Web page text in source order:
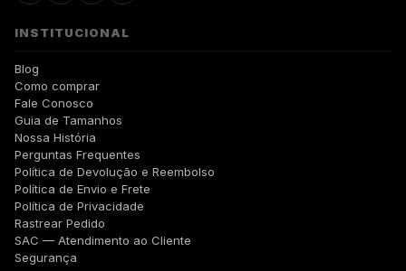
INSTITUCIONAL
Blog
Como comprar
Fale Conosco
Guia de Tamanhos
Nossa História
Perguntas Frequentes
Política de Devolução e Reembolso
Política de Envio e Frete
Política de Privacidade
Rastrear Pedido
SAC — Atendimento ao Cliente
Segurança